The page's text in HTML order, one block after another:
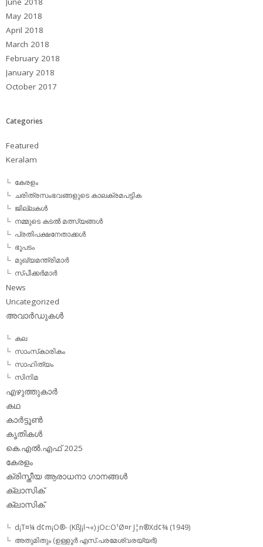
May 2018
April 2018
March 2018
February 2018
January 2018
October 2017
Categories
Featured
Keralam
കേരളം
ചരിത്രസംഭവങ്ങളുടെ കാലക്രമപട്ടിക
ജില്ലകള്‍
നമ്മുടെ കടല്‍ മത്സ്യങ്ങള്‍
പ്രതിപക്ഷനേതാക്കള്‍
ഭൂപടം
മുഖ്യമന്ത്രിമാര്‍
സ്പീക്കര്‍മാര്‍
News
Uncategorized
അവാര്‍ഡുകള്‍
കല
സാംസ്‌കാരികം
സാഹിത്യം
സിനിമ
എഴുത്തുകാര്‍
കഥ
കാര്‍ട്ടൂണ്‍
കൃതികള്‍
കെ.എല്‍.എഫ് 2025
കേരളം
ക്രിസ്തീയ ആരാധനാ ഗാനങ്ങള്‍
ക്ലാസിക്‌
ക്ലാസിക്
d¡T¤¼ d¢m¡O®- (KßJ¡l¬«) jOc:O¹Ø¤r J¦n®Xd¢¾ (1949)
അതുമിതും (ഉള്ളൂര്‍ എസ്.പരമേശ്വരയ്യര്‍)